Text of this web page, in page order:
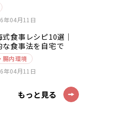
年04月11日
食事レシピ10選｜
な食事法を自宅で
腸内環境
年04月11日
もっと見る